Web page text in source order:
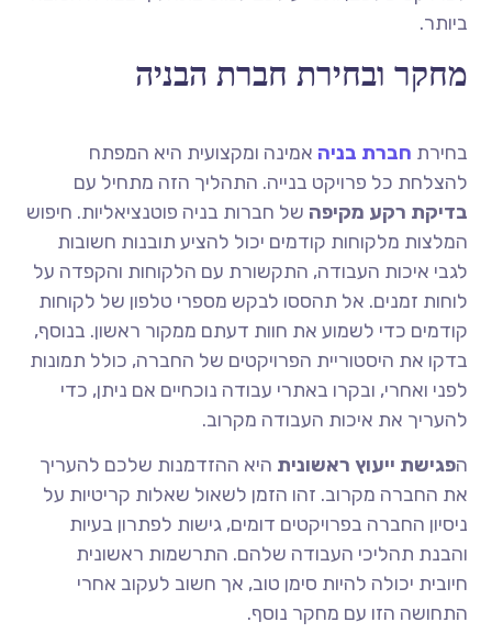
ביותר.
מחקר ובחירת חברת הבניה
בחירת חברת בניה אמינה ומקצועית היא המפתח
להצלחת כל פרויקט בנייה. התהליך הזה מתחיל עם
בדיקת רקע מקיפה של חברות בניה פוטנציאליות. חיפוש
המלצות מלקוחות קודמים יכול להציע תובנות חשובות
לגבי איכות העבודה, התקשורת עם הלקוחות והקפדה על
לוחות זמנים. אל תהססו לבקש מספרי טלפון של לקוחות
קודמים כדי לשמוע את חוות דעתם ממקור ראשון. בנוסף,
בדקו את היסטוריית הפרויקטים של החברה, כולל תמונות
לפני ואחרי, ובקרו באתרי עבודה נוכחיים אם ניתן, כדי
להעריך את איכות העבודה מקרוב.
הפגישת ייעוץ ראשונית היא ההזדמנות שלכם להעריך
את החברה מקרוב. זהו הזמן לשאול שאלות קריטיות על
ניסיון החברה בפרויקטים דומים, גישות לפתרון בעיות
והבנת תהליכי העבודה שלהם. התרשמות ראשונית
חיובית יכולה להיות סימן טוב, אך חשוב לעקוב אחרי
התחושה הזו עם מחקר נוסף.